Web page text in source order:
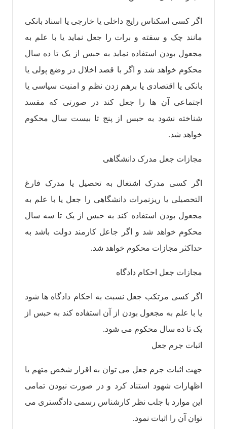
اگر کسی اسکناس رایج داخلی یا خارجی یا اسناد بانکی
مانند چک و سفته و برات را جعل نماید یا با علم به
مجعول بودن استفاده نماید به حبس از یک تا ده سال
محکوم خواهد شد و اگر با قصد اخلال در وضع پولی یا
بانکی یا اقتصادی یا برهم زدن نظم و امنیت سیاسی یا
اجتماعی آن ها را جعل کند در صورتی که مفسد
شناخته نشود به حبس از پنج تا بیست سال محکوم
خواهد شد.
مجازات جعل مدرک دانشگاهی
اگر کسی مدرک اشتغال به تحصیل یا مدرک فارغ
التحصیلی یا ریزنمرات دانشگاهی را جعل یا با علم به
مجعول بودن استفاده کند به حبس از یک تا سه سال
محکوم خواهد شد و اگر جاعل کارمند دولت باشد به
حداکثر مجازات محکوم خواهد شد.
مجازات جعل احکام دادگاه
اگر کسی مرتکب جعل نسبت به احکام دادگاه ها شود
یا با علم به مجعول بودن از آن استفاده کند به حبس از
یک تا ده سال محکوم می شود.
اثبات جرم جعل
جهت اثبات جرم جعل می توان به اقرار شخص متهم یا
اظهارات شهود استناد کرد و در صورت نبودن تمامی
این موارد با جلب نظر کارشناس رسمی دادگستری می
توان آن را اثبات نمود.